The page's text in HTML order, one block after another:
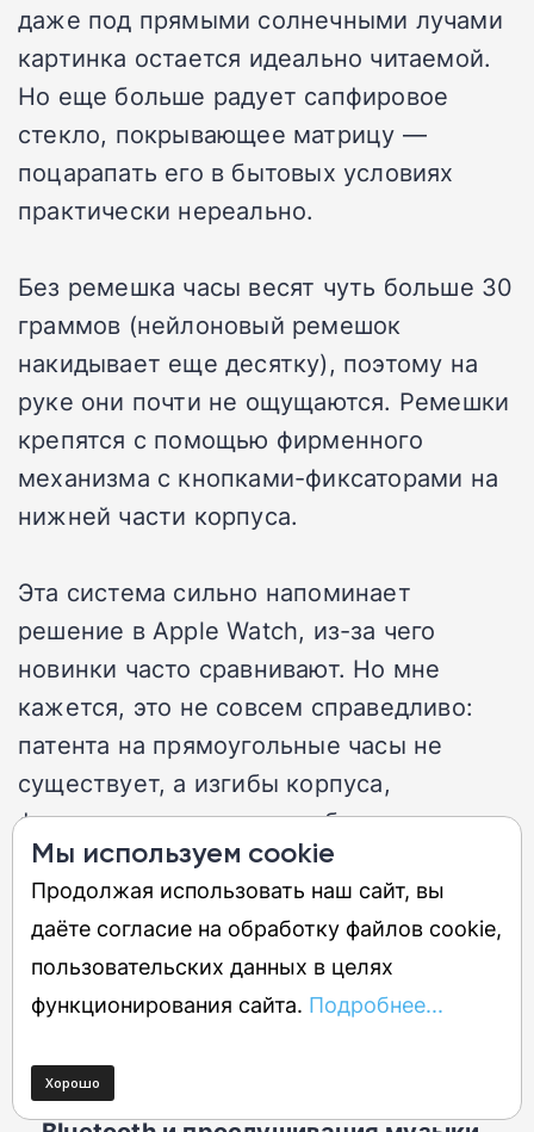
даже под прямыми солнечными лучами
картинка остается идеально читаемой.
Но еще больше радует сапфировое
стекло, покрывающее матрицу —
поцарапать его в бытовых условиях
практически нереально.
Без ремешка часы весят чуть больше 30
граммов (нейлоновый ремешок
накидывает еще десятку), поэтому на
руке они почти не ощущаются. Ремешки
крепятся с помощью фирменного
механизма с кнопками-фиксаторами на
нижней части корпуса.
Эта система сильно напоминает
решение в Apple Watch, из-за чего
новинки часто сравнивают. Но мне
кажется, это не совсем справедливо:
патента на прямоугольные часы не
существует, а изгибы корпуса,
физическое колесико и общая эстетика
этих двух устройств ощутимо
различаются.
Экран и звук
Есть динамик для звонков по
Мы используем cookie
Продолжая использовать наш сайт, вы
даёте согласие на обработку файлов cookie,
пользовательских данных в целях
функционирования сайта. Подробнее...